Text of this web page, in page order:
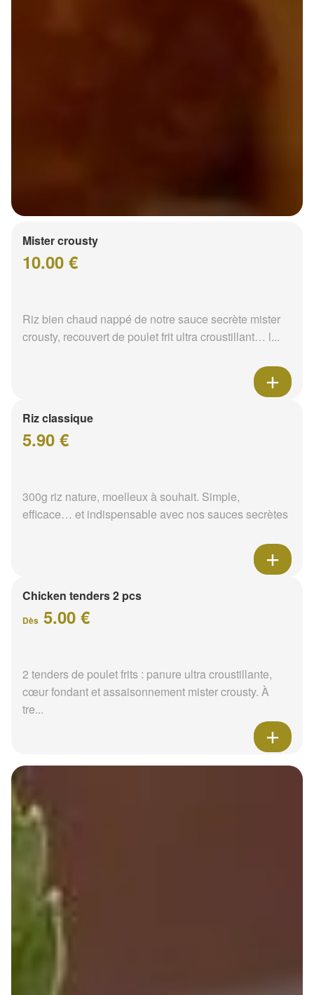
Mister crousty
10.00 €
Riz bien chaud nappé de notre sauce secrète mister
crousty, recouvert de poulet frit ultra croustillant… l...
Riz classique
5.90 €
300g riz nature, moelleux à souhait. Simple,
efficace… et indispensable avec nos sauces secrètes
Chicken tenders 2 pcs
Dès 5.00 €
2 tenders de poulet frits : panure ultra croustillante,
cœur fondant et assaisonnement mister crousty. À
tre...